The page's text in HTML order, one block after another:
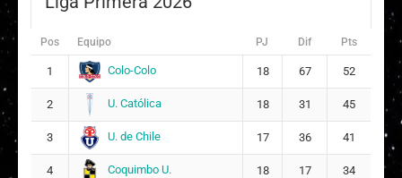
14 Bárbara Verónica Medel Cañas
15
Martina Antonela de Jesús Oses Parra
11
Pos Equipo PJ Dif Pts
1 Colo-Colo 18 67 52
2 U. Católica 18 31 45
3 U. de Chile 17 36 41
4 Coquimbo U. 18 17 34